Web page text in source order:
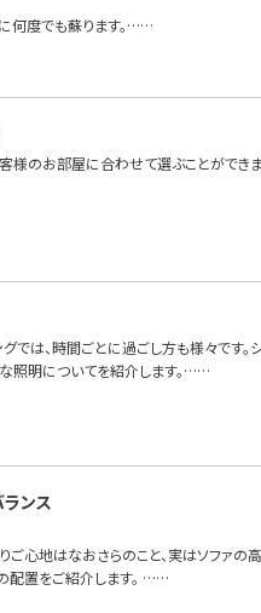
何度でも蘇ります。……
様のお部屋に合わせて選ぶことがで
グでは、時間ごとに過ごし方も様々です
な照明についてを紹介します。……
ンス
ご心地はなおさらのこと、実はソファ
の配置をご紹介します。 ……